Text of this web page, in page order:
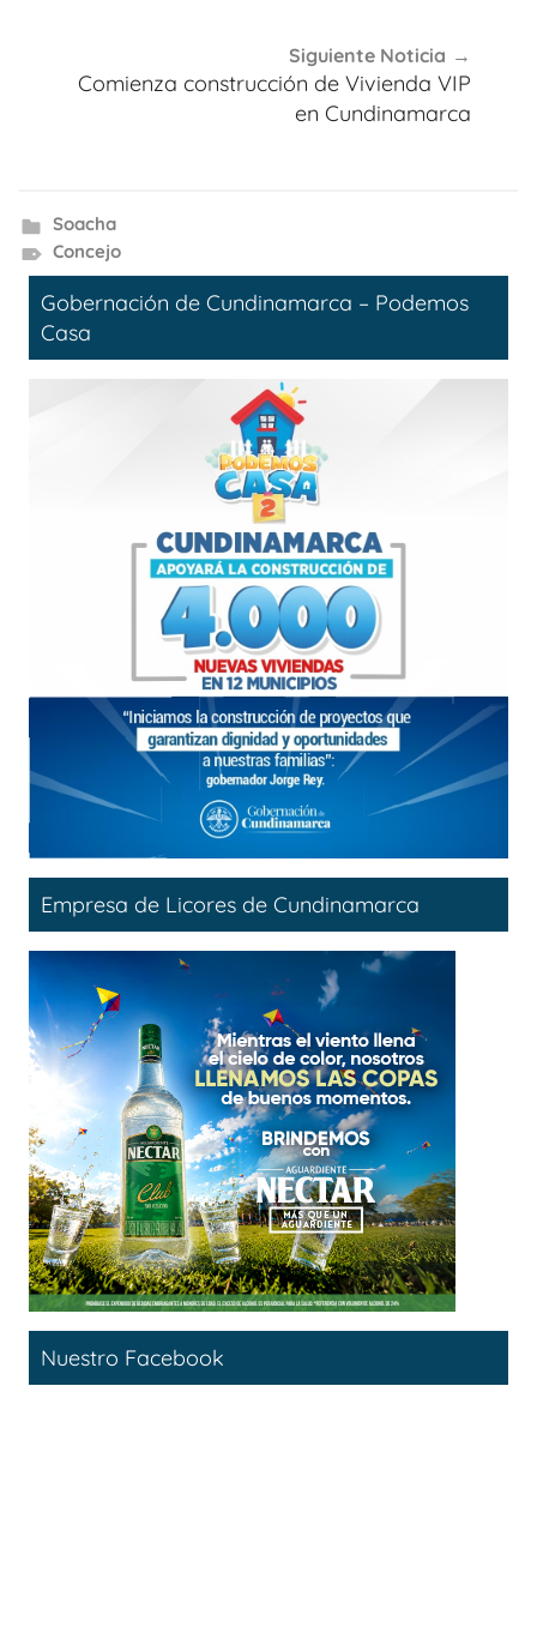
Siguiente Noticia
Comienza construcción de Vivienda VIP
en Cundinamarca
Soacha
Concejo
Gobernación de Cundinamarca – Podemos
Casa
Empresa de Licores de Cundinamarca
Nuestro Facebook